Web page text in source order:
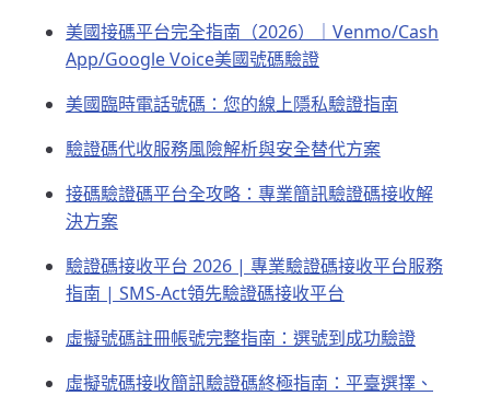
美國接碼平台完全指南（2026）｜Venmo/Cash
App/Google Voice美國號碼驗證
美國臨時電話號碼：您的線上隱私驗證指南
驗證碼代收服務風險解析與安全替代方案
接碼驗證碼平台全攻略：專業簡訊驗證碼接收解
決方案
驗證碼接收平台 2026 | 專業驗證碼接收平台服務
指南 | SMS-Act領先驗證碼接收平台
虛擬號碼註冊帳號完整指南：選號到成功驗證
虛擬號碼接收簡訊驗證碼終極指南：平臺選擇、